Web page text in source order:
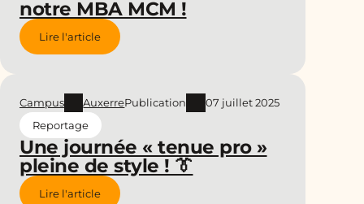
notre MBA MCM !
Lire l'article
Une journée « tenue pro »
pleine de style ! 👔
Campus AuxerrePublication
07 juillet 2025
Reportage
Lire l'article